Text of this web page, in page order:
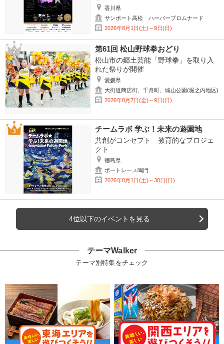
香川県
サンポート高松 ハーバープロムナード
2026年8月1日(土)～9日(日)
第61回 松山野球拳おどり
松山市の郷土芸能「野球拳」を取り入
れた祭りが開催
愛媛県
大街道商店街、千舟町、城山公園(堀之内地区)
2026年8月7日(金)～9日(日)
チームラボ 学ぶ！未来の遊園地
共創がコンセプト 教育的なプロジェ
クト
徳島県
ボートレース鳴門
2026年8月1日(土)～30日(日)
4位以下のイベントを見る
テーマWalker
テーマ別特集をチェック